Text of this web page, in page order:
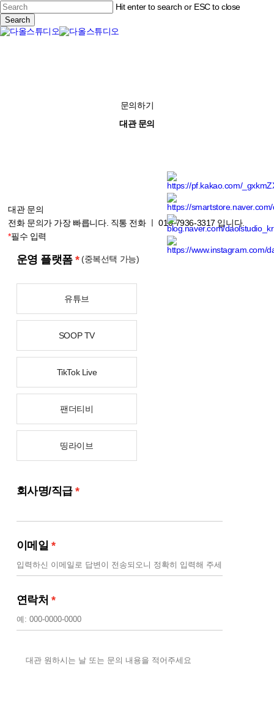
Skip
to
main
content
Hit enter to search or ESC to close
Search
Close
문의하기
대관 문의
대관 문의
전화 문의가 가장 빠릅니다. 직통 전화 ㅣ 010-7936-3317 입니다.
*필수 입력
운영 플랫폼*(중복선택 가능)
유튜브
SOOP TV
TikTok Live
팬더티비
띵라이브
회사명/직급*
이메일 *
연락처 *